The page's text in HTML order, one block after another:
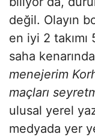
değil. Olayın
en iyi 2
saha
menejerim
maçları
ulusal yerel
medyada yer